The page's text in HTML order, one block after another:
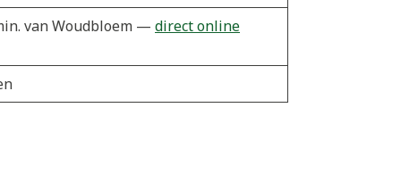
van Woudbloem — direct online